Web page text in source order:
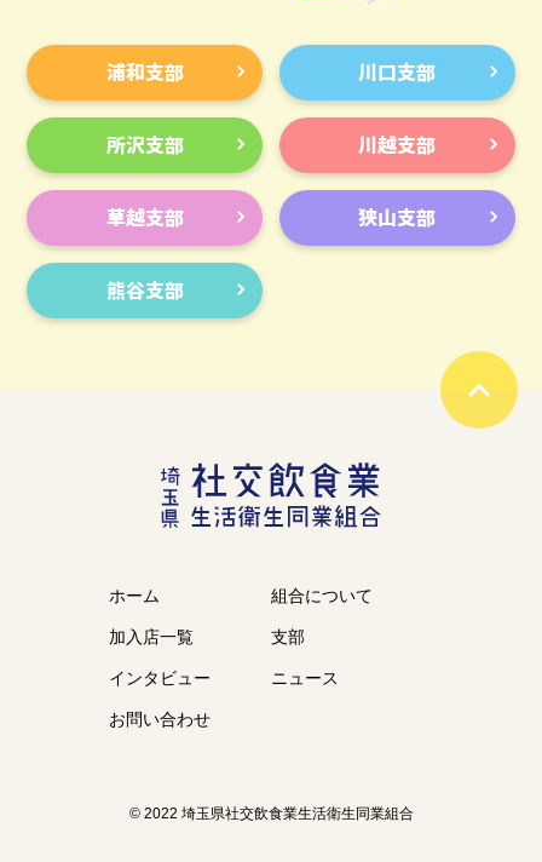
浦和支部 川口支部
所沢支部 川越支部
草越支部 狭山支部
熊谷支部
ホーム 組合について
加入店一覧 支部
インタビュー ニュース
お問い合わせ
© 2022 埼玉県社交飲食業生活衛生同業組合